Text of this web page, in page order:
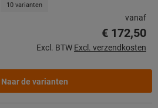
10 varianten
vanaf
€ 172,50
Excl. BTW Excl. verzendkosten
Naar de varianten